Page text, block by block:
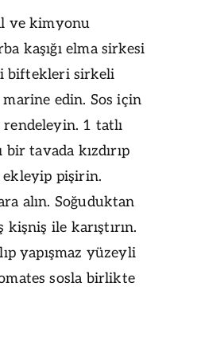
ve kimyonu
kaşığı elma sirkesi
biftekleri sirkeli
marine edin. Sos için
1 tatlı
bir tavada kızdırıp
ekleyip pişirin.
alın. Soğuduktan
kişniş ile karıştırın.
yapışmaz yüzeyli
sosla birlikte